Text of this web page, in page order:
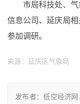
市局科技处、
信息公司、延庆局
参加调研。
来源：延庆区气象局
发布者：低空经济